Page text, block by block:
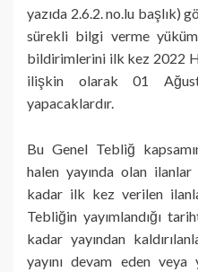
yazıda 2.6.2. no.lu başlık)
sürekli bilgi verme
bildirimlerini ilk kez 2022
ilişkin olarak 01
yapacaklardır.
Bu Genel Tebliğ
halen yayında olan
kadar ilk kez verilen
Tebliğin yayımlandığı
kadar yayından
yayını devam eden veya